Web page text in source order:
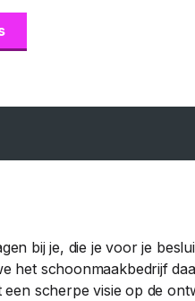
bij je, die je voor je
het schoonmaakbedrijf
scherpe visie op de